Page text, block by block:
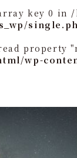
key 0 in /
property
wp-